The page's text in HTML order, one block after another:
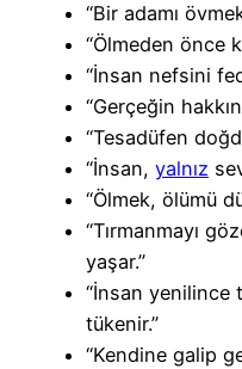
“Bir adamı
“Ölmeden önce
“İnsan nefsini
“Gerçeğin
“Tesadüfen
“İnsan, yalnız
“Ölmek, ölümü
“Tırmanmayı
yaşar.”
“İnsan yenilince
tükenir.”
“Kendine galip